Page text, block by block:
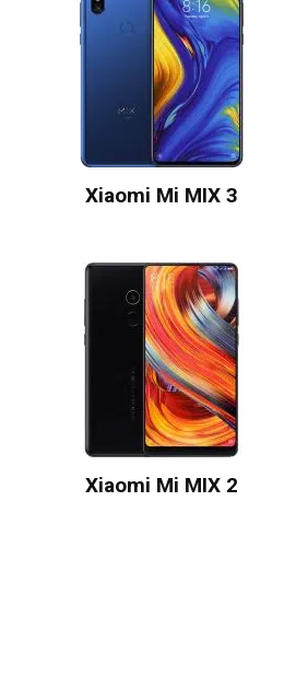
Xiaomi Mi MIX 3
Xiaomi Mi MIX 2